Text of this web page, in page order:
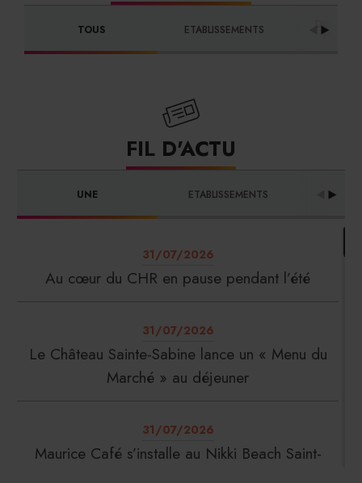
TOUS ETABLISSEMENTS
FIL D'ACTU
UNE ETABLISSEMENTS
31/07/2026
Au cœur du CHR en pause pendant l’été
31/07/2026
Le Château Sainte-Sabine lance un « Menu du
Marché » au déjeuner
31/07/2026
Maurice Café s’installe au Nikki Beach Saint-